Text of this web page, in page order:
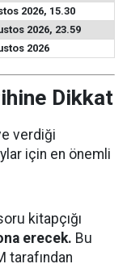
2026, 15.30
2026, 23.59
2026
Dikkat
verdiği
için en önemli
kitapçığı
erecek. Bu
tarafından